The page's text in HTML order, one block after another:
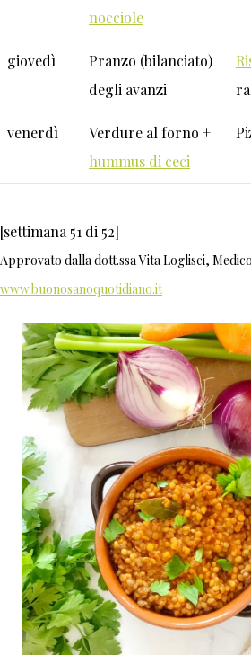
nocciole
giovedì
Pranzo (bilanciato)
degli avanzi
venerdì
Verdure al forno +
hummus di ceci
[settimana 51 di 52]
Approvato dalla dott.ssa Vita Loglisci,
www.buonosanoquotidiano.it